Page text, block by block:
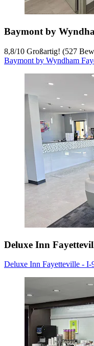
Baymont by
8,8/10 Großartig! (527
Baymont by Wyndham
Deluxe Inn
Deluxe Inn Fayetteville - I-